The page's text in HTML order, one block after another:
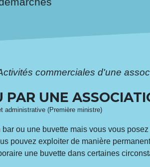
commerciales d'une
UNE
administrative (Première ministre)
ou une buvette mais vous vous
pouvez exploiter de manière
une buvette dans certaines